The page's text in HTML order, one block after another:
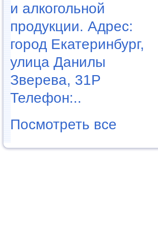
и алкогольной
продукции. Адрес:
город Екатеринбург,
улица Данилы
Зверева, 31Р
Телефон:..
Посмотреть все